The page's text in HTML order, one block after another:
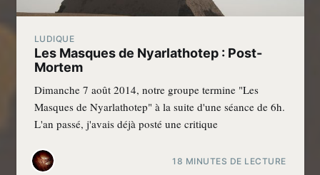
LUDIQUE
Les Masques de Nyarlathotep : Post-
Mortem
Dimanche 7 août 2014, notre groupe termine "Les
Masques de Nyarlathotep" à la suite d'une séance de 6h.
L'an passé, j'avais déjà posté une critique
18 MINUTES DE LECTURE